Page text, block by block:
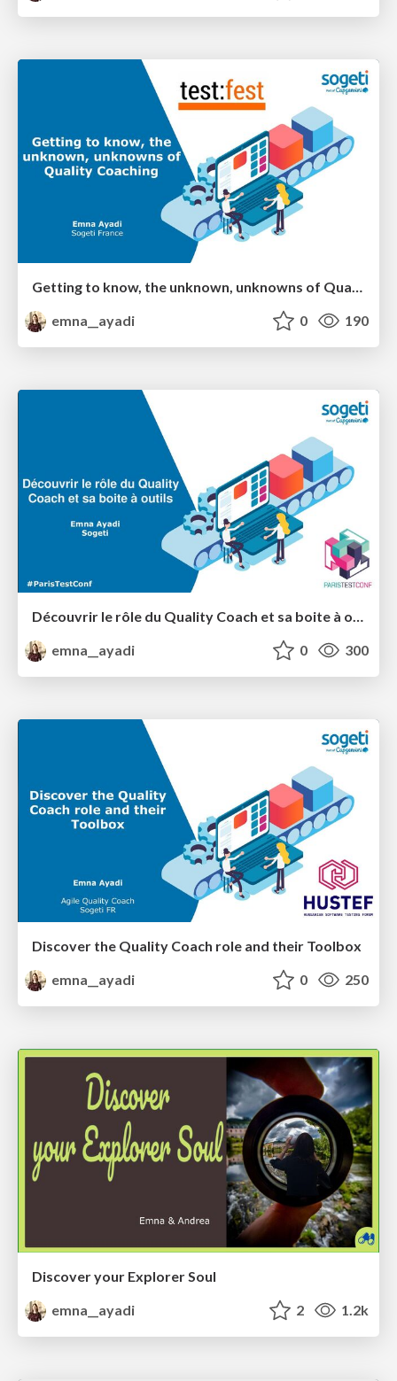
emna__ayadi
0 190
Découvrir le rôle du Quality Coach et sa boite à outils
emna__ayadi
0 300
Discover the Quality Coach role and their Toolbox
emna__ayadi
0 250
Discover your Explorer Soul
emna__ayadi
2 1.2k